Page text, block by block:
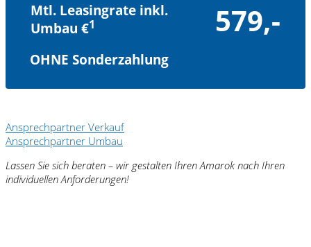
Mtl. Leasingrate inkl.
Umbau €1 579,-
OHNE Sonderzahlung
Ansprechpartner Verkauf
Ansprechpartner Umbau
Lassen Sie sich beraten – wir gestalten Ihren Amarok nach Ihren
individuellen Anforderungen!